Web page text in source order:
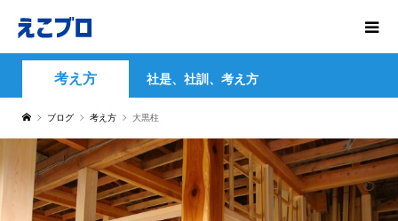
考え方 社是、社訓、考え方
ブログ 考え方 大黒柱